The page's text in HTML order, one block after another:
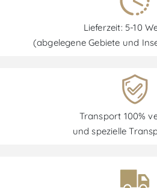
Lieferzeit: 5-10
(abgelegene Gebiete und
Transport 100%
und spezielle